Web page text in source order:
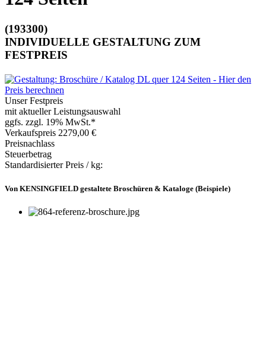
(193300)
INDIVIDUELLE GESTALTUNG ZUM
FESTPREIS
Unser Festpreis
mit aktueller Leistungsauswahl
ggfs. zzgl. 19% MwSt.*
Verkaufspreis 2279,00 €
Preisnachlass
Steuerbetrag
Standardisierter Preis / kg:
Von KENSINGFIELD gestaltete Broschüren & Kataloge (Beispiele)